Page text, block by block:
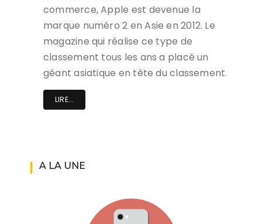
commerce, Apple est devenue la
marque numéro 2 en Asie en 2012. Le
magazine qui réalise ce type de
classement tous les ans a placé un
géant asiatique en tête du classement.
LIRE...
A LA UNE